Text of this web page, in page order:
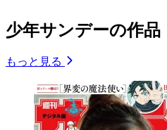
少年サンデーの作品
もっと見る